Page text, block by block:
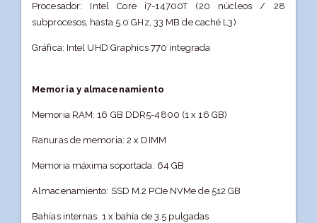
Procesador: Intel Core i7-14700T (20 núcleos / 28
subprocesos, hasta 5.0 GHz, 33 MB de caché L3)
Gráfica: Intel UHD Graphics 770 integrada
Memoria y almacenamiento
Memoria RAM: 16 GB DDR5-4800 (1 x 16 GB)
Ranuras de memoria: 2 x DIMM
Memoria máxima soportada: 64 GB
Almacenamiento: SSD M.2 PCIe NVMe de 512 GB
Bahías internas: 1 x bahía de 3.5 pulgadas